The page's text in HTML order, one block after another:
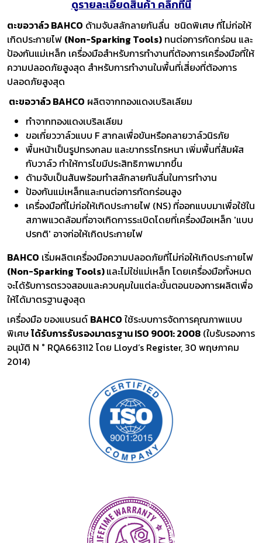
ดูรายละเอียดสินค้า คลิ๊กที่นี้
ตะขอวาล์ว BAHCO ด้ามจับสลักลายกันลื่น ชนิดพิเศษ ที่ไม่ก่อให้
เกิดประกายไฟ (Non-Sparking Tools) ทนต่อการกัดกร่อน และ
ป้องกันแม่เหล็ก เครื่องมือสำหรับการทำงานที่ต้องการเครื่องมือที่ให้
ความปลอดภัยสูงสุด สำหรับการทำงานในพื้นที่เสี่ยงที่ต้องการ
ปลอดภัยสูงสุด
ตะขอวาล์ว BAHCO ผลิตจากทองแดงเบริลเลียม
ทำจากทองแดงเบริลเลียม
ขอเกี่ยววาล์วแบบ F สากลเพื่อขันหรือคลายวาล์วนิรภัย
พื้นหน้าเป็นรูปทรงกลม และขากรรไกรหนา เพิ่มพื้นที่สัมผัส
กับวาล์ว ทำให้การไขมีประสิทธิภาพมากขึ้น
ด้ามจับเป็นสันพร้อมทำสลักลายกันลื่นในการทำงาน
ป้องกันแม่เหล็กและทนต่อการกัดกร่อนสูง
เครื่องมือที่ไม่ก่อให้เกิดประกายไฟ (NS) ที่ออกแบบมาเพื่อใช้ใน
สภาพแวดล้อมที่อาจเกิดการระเบิดโดยที่เครื่องมือเหล็ก 'แบบ
ปรกติ' อาจก่อให้เกิดประกายไฟ
BAHCO เริ่มผลิตเครื่องมือความปลอดภัยที่ไม่ก่อให้เกิดประกายไฟ
(Non-Sparking Tools)และไม่ใช่แม่เหล็ก โดยเครื่องมือทั้งหมด
จะได้รับการตรวจสอบและควบคุมในแต่ละขั้นตอนของการผลิตเพื่อ
ให้ได้มาตรฐานสูงสุด
เครื่องมือ ของแบรนด์ BAHCO ใช้ระบบการจัดการคุณภาพแบบ
พิเศษได้รับการรับรองมาตรฐาน ISO 9001: 2008 (ใบรับรองการ
อนุมัติ N ° RQA663112 โดย Lloyd’s Register, 30 พฤษภาคม
2014)